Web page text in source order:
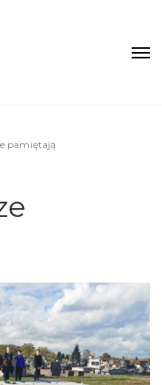
pamiętają